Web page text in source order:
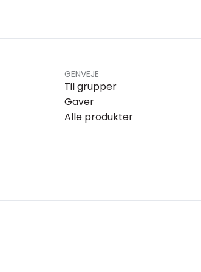
GENVEJE
Til grupper
Gaver
Alle produkter